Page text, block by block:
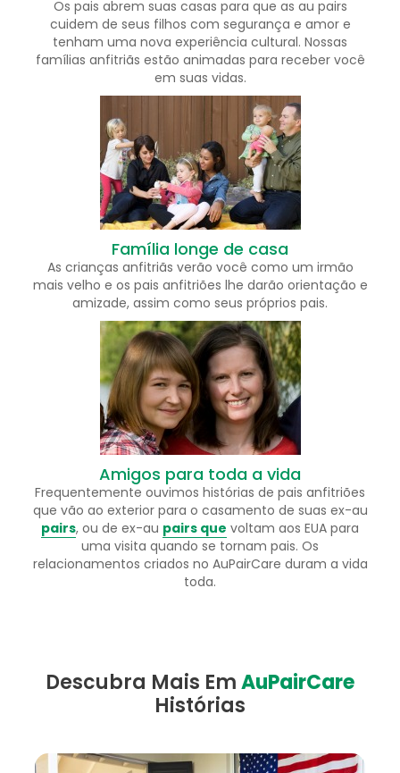
Os pais abrem suas casas para que as au pairs
cuidem de seus filhos com segurança e amor e
tenham uma nova experiência cultural. Nossas
famílias anfitriãs estão animadas para receber você
em suas vidas.
Família longe de casa
As crianças anfitriãs verão você como um irmão
mais velho e os pais anfitriões lhe darão orientação e
amizade, assim como seus próprios pais.
Amigos para toda a vida
Frequentemente ouvimos histórias de pais anfitriões
que vão ao exterior para o casamento de suas ex-au
pairs, ou de ex-au pairs que voltam aos EUA para
uma visita quando se tornam pais. Os
relacionamentos criados no AuPairCare duram a vida
toda.
Descubra Mais EmAuPairCare
Histórias